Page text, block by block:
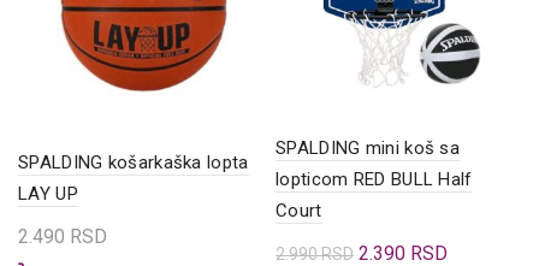
biti
izabrane
na
biti
izabrane
na
SPALDING košarkaška lopta
LAY UP
2.490 RSD
SPALDING mini koš sa
lopticom RED BULL Half
Court
2.990RSD Originalna
2.390 RSDTrenutna